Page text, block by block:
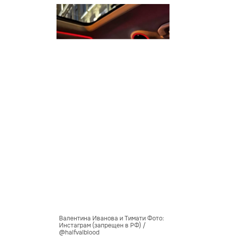
Валентина Иванова и Тимати Фото:
Инстаграм (запрещен в РФ) /
@halfvalblood